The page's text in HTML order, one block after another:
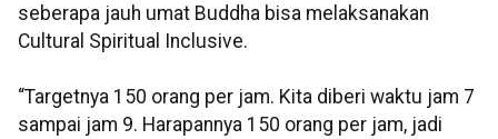
seberapa jauh umat Buddha bisa melaksanakan
Cultural Spiritual Inclusive.
“Targetnya 150 orang per jam. Kita diberi waktu jam 7
sampai jam 9. Harapannya 150 orang per jam, jadi